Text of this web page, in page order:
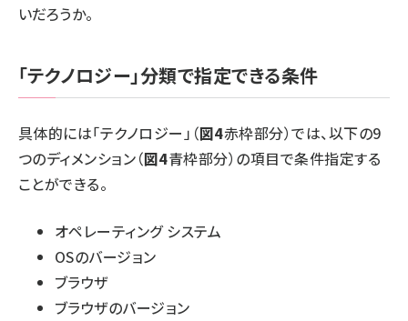
いだろうか。
「テクノロジー」分類で指定できる条件
具体的には「テクノロジー」（図4赤枠部分）では、以下の9
つのディメンション（図4青枠部分）の項目で条件指定する
ことができる。
オペレーティング システム
OSのバージョン
ブラウザ
ブラウザのバージョン